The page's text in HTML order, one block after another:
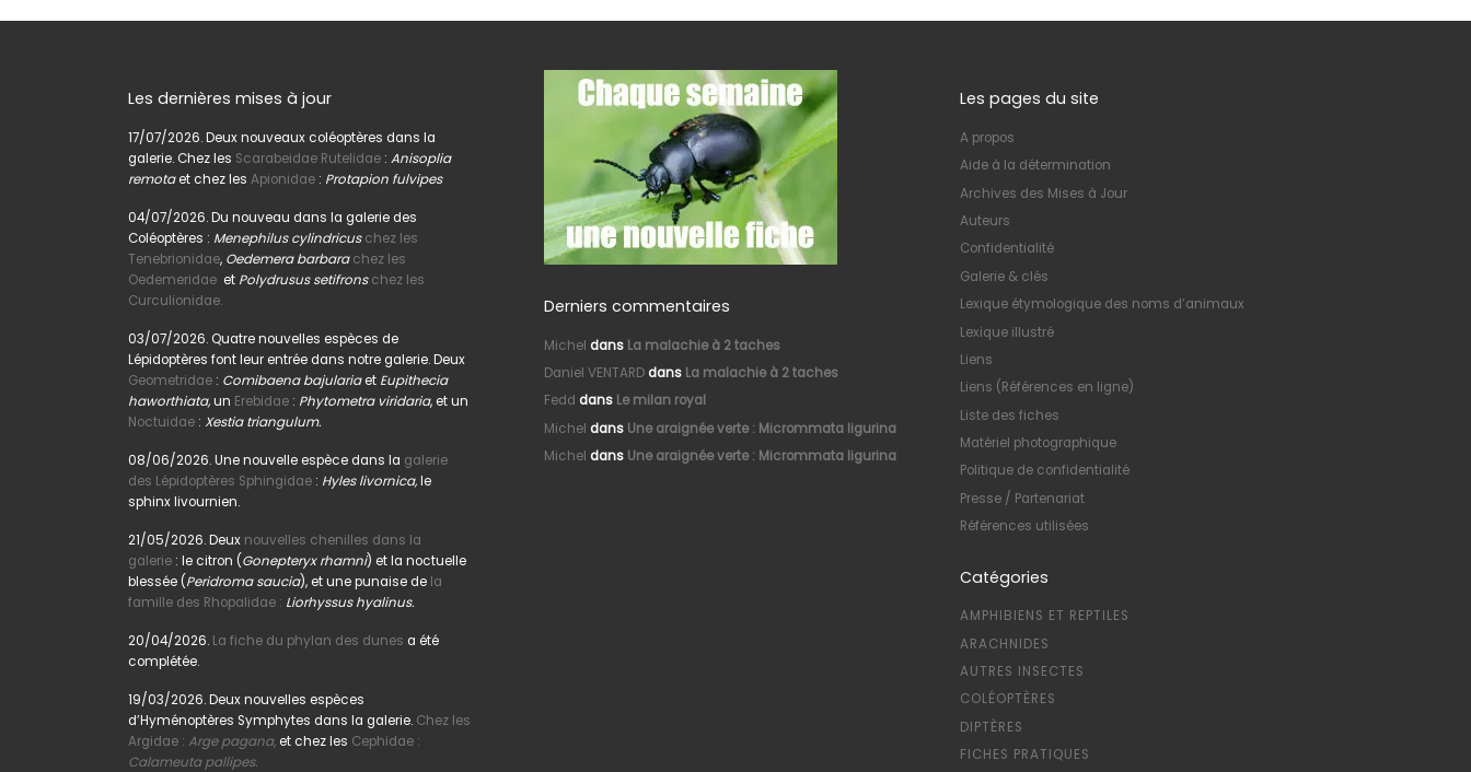
Les dernières mises à jour
17/07/2026. Deux nouveaux coléoptères dans la
galerie. Chez les Scarabeidae Rutelidae : Anisoplia
remotaet chez les Apionidae : Protapion fulvipes
04/07/2026. Du nouveau dans la galerie des
Coléoptères : Menephilus cylindricus chez les
Tenebrionidae, Oedemera barbara chez les
Oedemeridae et Polydrusus setifrons chez les
Curculionidae.
03/07/2026. Quatre nouvelles espèces de
Lépidoptères font leur entrée dans notre galerie. Deux
Geometridae : Comibaena bajulariaet Eupithecia
haworthiata,un Erebidae : Phytometra viridaria, et un
Noctuidae : Xestia triangulum.
08/06/2026. Une nouvelle espèce dans la galerie
des Lépidoptères Sphingidae : Hyles livornica,le
sphinx livournien.
21/05/2026. Deux nouvelles chenilles dans la
galerie : le citron (Gonepteryx rhamni) et la noctuelle
blessée (Peridroma saucia), et une punaise de la
famille des Rhopalidae : Liorhyssus hyalinus.
20/04/2026. La fiche du phylan des dunes a été
complétée.
19/03/2026. Deux nouvelles espèces
d’Hyménoptères Symphytes dans la galerie. Chez les
Argidae : Arge pagana,et chez les Cephidae :
Calameuta pallipes.
Derniers commentaires
Michel dans La malachie à 2 taches
Daniel VENTARD dans La malachie à 2 taches
Fedd dans Le milan royal
Michel dans Une araignée verte : Micrommata ligurina
Michel dans Une araignée verte : Micrommata ligurina
Les pages du site
A propos
Aide à la détermination
Archives des Mises à Jour
Auteurs
Confidentialité
Galerie & clés
Lexique étymologique des noms d’animaux
Lexique illustré
Liens
Liens (Références en ligne)
Liste des fiches
Matériel photographique
Politique de confidentialité
Presse / Partenariat
Références utilisées
Catégories
AMPHIBIENS ET REPTILES
ARACHNIDES
AUTRES INSECTES
COLÉOPTÈRES
DIPTÈRES
FICHES PRATIQUES